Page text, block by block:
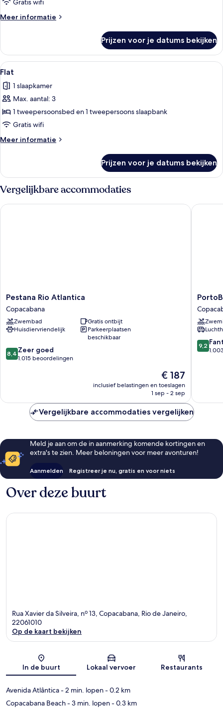
Twin
Room
Gratis wifi
Meer informatie
Meer
Twin
Room
Prijzen voor je datums bekijken
Alle
foto's
voor
Flat
laden
Een hotelkamer met een bed,
5
Flat
1 slaapkamer
Max. aantal: 3
1 tweepersoonsbed en 1 tweepersoons slaapbank
Gratis wifi
Meer informatie
Meer
Prijzen voor je datums bekijken
Vergelijkbare accommodaties
Pestana
Rio
Atlantica
Copacabana
Pestana Rio Atlantica
Copacabana
Zwembad
Gratis ontbijt
Huisdiervriendelijk
Parkeerplaatsen
beschikbaar
8.4
van
beoordelingen
8,4 Zeer goed
1.015 beoordelingen
De
prijs
is
€ 187
inclusief belastingen en toeslagen
1 sep - 2 sep
Pestana Rio Atlantica
Rio
de
Janeiro
9.2
van
9,2
Vergelijkbare accommodaties vergelijken
Meld je aan om de in aanmerking komende kortingen en
extra's te zien. Meer beloningen voor meer avonturen!
Aanmelden Registreer je nu, gratis en voor niets
Over deze buurt
Rua Xavier da Silveira, nº 13, Copacabana, Rio de Janeiro,
22061010
Op de kaart bekijken
In de buurt Lokaal vervoer Restaurants
Avenida Atlântica- 2 min. lopen- 0.2 km
Copacabana Beach- 3 min. lopen- 0.3 km